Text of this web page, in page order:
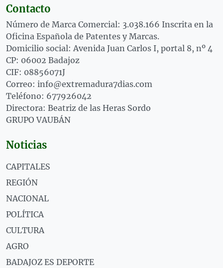
Contacto
Número de Marca Comercial: 3.038.166 Inscrita en la
Oficina Española de Patentes y Marcas.
Domicilio social: Avenida Juan Carlos I, portal 8, nº 4
CP: 06002 Badajoz
CIF: 08856071J
Correo: info@extremadura7dias.com
Teléfono: 677926042
Directora: Beatriz de las Heras Sordo
GRUPO VAUBÁN
Noticias
CAPITALES
REGIÓN
NACIONAL
POLÍTICA
CULTURA
AGRO
BADAJOZ ES DEPORTE